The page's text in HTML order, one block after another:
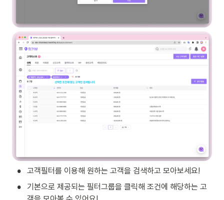
• 고객필터를 이용해 원하는 고객을 검색하고 모아보세요!
•
기본으로 제공되는 필터그룹을 클릭해 조건에 해당하는 고